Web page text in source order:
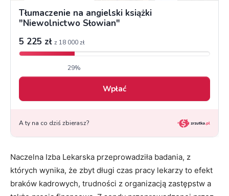
Naczelna Izba Lekarska przeprowadziła badania, z
których wynika, że zbyt długi czas pracy lekarzy to efekt
braków kadrowych, trudności z organizacją zastępstw a